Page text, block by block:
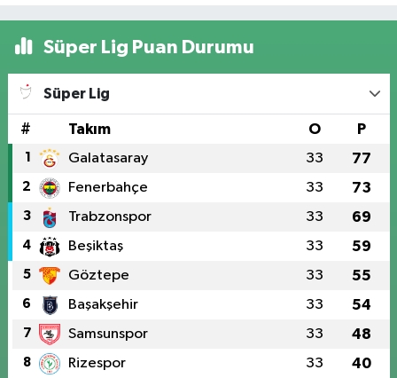
Süper Lig Puan Durumu
Süper Lig
# Takım O P
1 Galatasaray 33 77
2 Fenerbahçe 33 73
3 Trabzonspor 33 69
4 Beşiktaş 33 59
5 Göztepe 33 55
6 Başakşehir 33 54
7 Samsunspor 33 48
8 Rizespor 33 40